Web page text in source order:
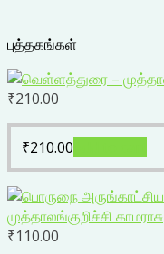
புத்தகங்கள்
₹210.00
₹210.00
₹110.00